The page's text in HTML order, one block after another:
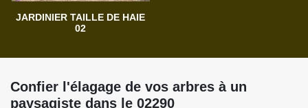
JARDINIER TAILLE DE HAIE
02
Confier l'élagage de vos arbres à un
paysagiste dans le 02290